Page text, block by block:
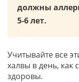
должны
5-6 лет.
Учитывайте все
халвы в день, как
здоровы.